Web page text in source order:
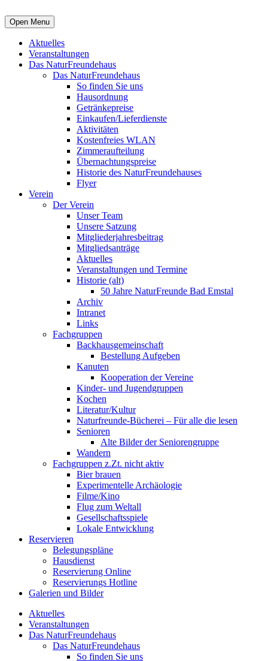
Open Menu
Aktuelles
Veranstaltungen
Das NaturFreundehaus
Das NaturFreundehaus
So finden Sie uns
Hausordnung
Getränkepreise
Einkaufen/Lieferdienste
Aktivitäten
Kostenfreies WLAN
Zimmeraufteilung
Übernachtungspreise
Historie des NaturFreundehauses
Flyer
Verein
Der Verein
Unser Team
Unsere Satzung
Mitgliederjahresbeitrag
Mitgliedsanträge
Aktuelles
Veranstaltungen und Termine
Historie (alt)
50 Jahre NaturFreunde Bad Emstal
Archiv
Intranet
Links
Fachgruppen
Backhausgemeinschaft
Bestellung Aufgeben
Kanuten
Kooperation der Vereine
Kinder- und Jugendgruppen
Kochen
Literatur/Kultur
Naturfreunde-Bücherei – Für alle die lesen
Senioren
Alte Bilder der Seniorengruppe
Wandern
Fachgruppen z.Zt. nicht aktiv
Bier brauen
Experimentelle Archäologie
Filme/Kino
Flug zum Weltall
Gesellschaftsspiele
Lokale Entwicklung
Reservieren
Belegungspläne
Hausdienst
Reservierung Online
Reservierungs Hotline
Galerien und Bilder
Aktuelles
Veranstaltungen
Das NaturFreundehaus
Das NaturFreundehaus
So finden Sie uns